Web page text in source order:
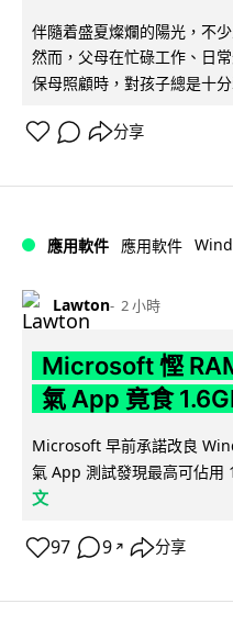
伴隨着盛夏燦爛的陽光，不
然而，父母在忙碌工作、日
保母照顧時，對孩子總是十
分享
應用軟件 應用軟件
Lawton 2 小時
Microsoft 慳
氣 App 竟食
Microsoft 早前承諾改良
氣 App 測試發現最高可佔用
文
97 9 ↗ 分享